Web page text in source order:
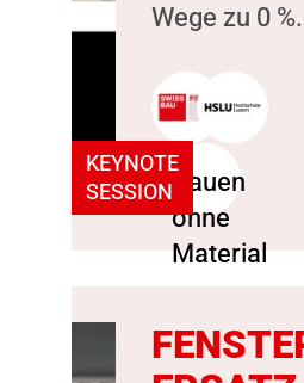
KEYNOTE
SESSION
Wege zu 0